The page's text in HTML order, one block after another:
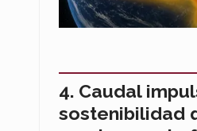
Caudal
sostenibilidad